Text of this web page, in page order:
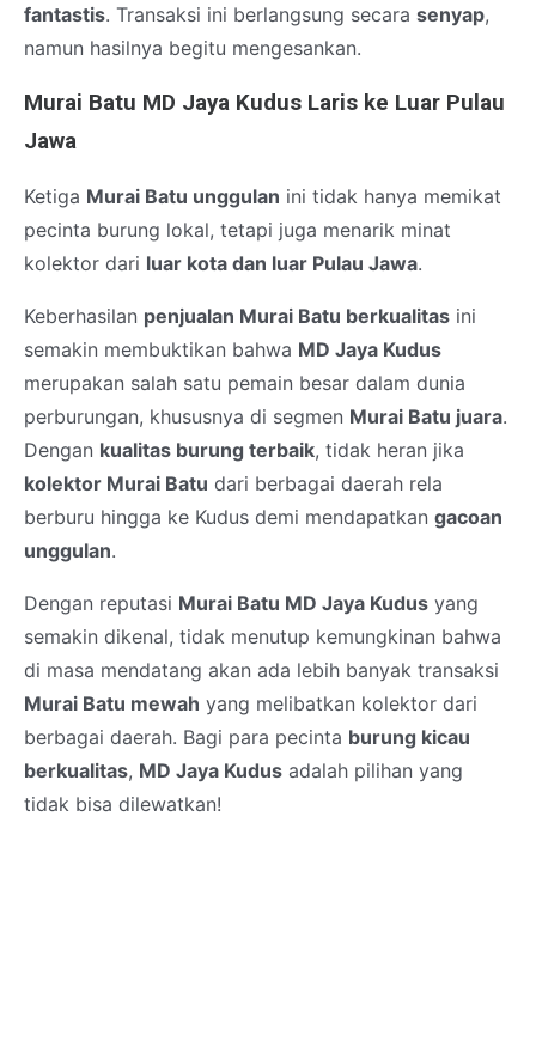
fantastis. Transaksi ini berlangsung secara senyap,
namun hasilnya begitu mengesankan.
Murai Batu MD Jaya Kudus Laris ke Luar Pulau
Jawa
Ketiga Murai Batu unggulan ini tidak hanya memikat
pecinta burung lokal, tetapi juga menarik minat
kolektor dari luar kota dan luar Pulau Jawa.
Keberhasilan penjualan Murai Batu berkualitas ini
semakin membuktikan bahwa MD Jaya Kudus
merupakan salah satu pemain besar dalam dunia
perburungan, khususnya di segmen Murai Batu juara.
Dengan kualitas burung terbaik, tidak heran jika
kolektor Murai Batu dari berbagai daerah rela
berburu hingga ke Kudus demi mendapatkan gacoan
unggulan.
Dengan reputasi Murai Batu MD Jaya Kudus yang
semakin dikenal, tidak menutup kemungkinan bahwa
di masa mendatang akan ada lebih banyak transaksi
Murai Batu mewah yang melibatkan kolektor dari
berbagai daerah. Bagi para pecinta burung kicau
berkualitas, MD Jaya Kudus adalah pilihan yang
tidak bisa dilewatkan!